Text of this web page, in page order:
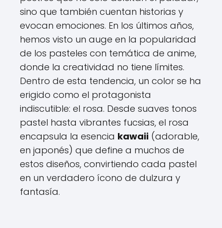
sino que también cuentan historias y
evocan emociones. En los últimos años,
hemos visto un auge en la popularidad
de los pasteles con temática de anime,
donde la creatividad no tiene límites.
Dentro de esta tendencia, un color se ha
erigido como el protagonista
indiscutible: el rosa. Desde suaves tonos
pastel hasta vibrantes fucsias, el rosa
encapsula la esencia kawaii (adorable,
en japonés) que define a muchos de
estos diseños, convirtiendo cada pastel
en un verdadero ícono de dulzura y
fantasía.